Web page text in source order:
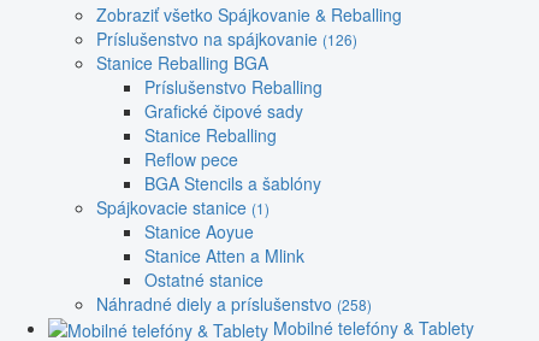
Zobraziť všetko Spájkovanie & Reballing
Príslušenstvo na spájkovanie (126)
Stanice Reballing BGA
Príslušenstvo Reballing
Grafické čipové sady
Stanice Reballing
Reflow pece
BGA Stencils a šablóny
Spájkovacie stanice (1)
Stanice Aoyue
Stanice Atten a Mlink
Ostatné stanice
Náhradné diely a príslušenstvo (258)
Mobilné telefóny & Tablety